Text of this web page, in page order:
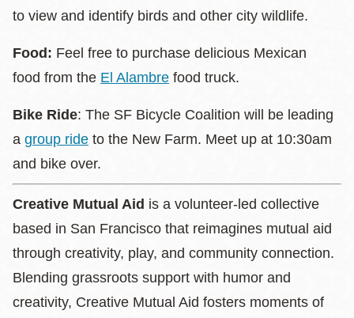
to view and identify birds and other city wildlife.
Food: Feel free to purchase delicious Mexican
food from the El Alambre food truck.
Bike Ride: The SF Bicycle Coalition will be leading
a group ride to the New Farm. Meet up at 10:30am
and bike over.
Creative Mutual Aid is a volunteer-led collective
based in San Francisco that reimagines mutual aid
through creativity, play, and community connection.
Blending grassroots support with humor and
creativity, Creative Mutual Aid fosters moments of